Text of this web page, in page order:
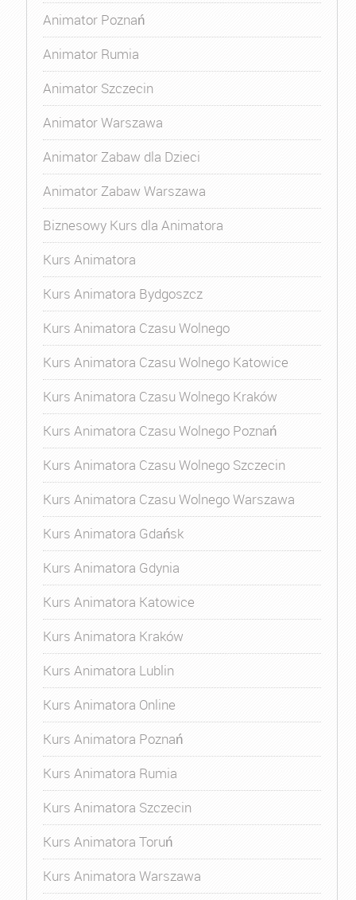
Animator Poznań
Animator Rumia
Animator Szczecin
Animator Warszawa
Animator Zabaw dla Dzieci
Animator Zabaw Warszawa
Biznesowy Kurs dla Animatora
Kurs Animatora
Kurs Animatora Bydgoszcz
Kurs Animatora Czasu Wolnego
Kurs Animatora Czasu Wolnego Katowice
Kurs Animatora Czasu Wolnego Kraków
Kurs Animatora Czasu Wolnego Poznań
Kurs Animatora Czasu Wolnego Szczecin
Kurs Animatora Czasu Wolnego Warszawa
Kurs Animatora Gdańsk
Kurs Animatora Gdynia
Kurs Animatora Katowice
Kurs Animatora Kraków
Kurs Animatora Lublin
Kurs Animatora Online
Kurs Animatora Poznań
Kurs Animatora Rumia
Kurs Animatora Szczecin
Kurs Animatora Toruń
Kurs Animatora Warszawa